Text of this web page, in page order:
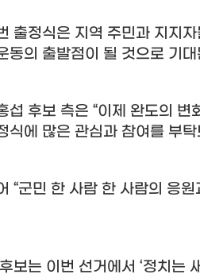
출정식은 지역 주민과 지지
동의 출발점이 될 것으로 기
섭 후보 측은 “이제 완도의 변
식에 많은 관심과 참여를 부
“군민 한 사람 한 사람의 응
보는 이번 선거에서 ‘정치는